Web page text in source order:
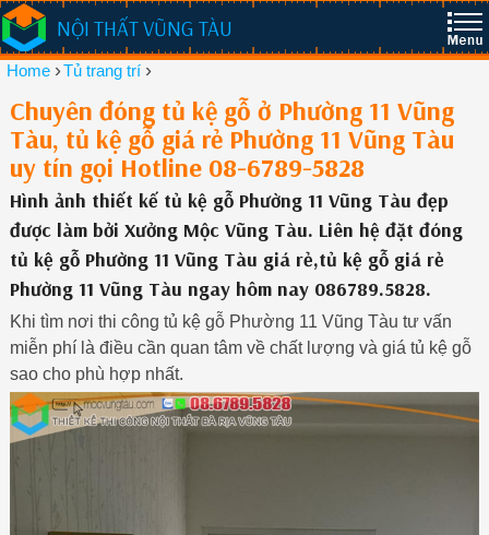
NỘI THẤT VŨNG TÀU
Home ›Tủ trang trí ›
Chuyên đóng tủ kệ gỗ ở Phường 11 Vũng
Tàu, tủ kệ gỗ giá rẻ Phường 11 Vũng Tàu
uy tín gọi Hotline 08-6789-5828
Hình ảnh thiết kế tủ kệ gỗ Phường 11 Vũng Tàu đẹp
được làm bởi Xưởng Mộc Vũng Tàu. Liên hệ đặt đóng
tủ kệ gỗ Phường 11 Vũng Tàu giá rẻ,tủ kệ gỗ giá rẻ
Phường 11 Vũng Tàu ngay hôm nay 086789.5828.
Khi tìm nơi thi công tủ kệ gỗ Phường 11 Vũng Tàu tư vấn
miễn phí là điều cần quan tâm về chất lượng và giá tủ kệ gỗ
sao cho phù hợp nhất.